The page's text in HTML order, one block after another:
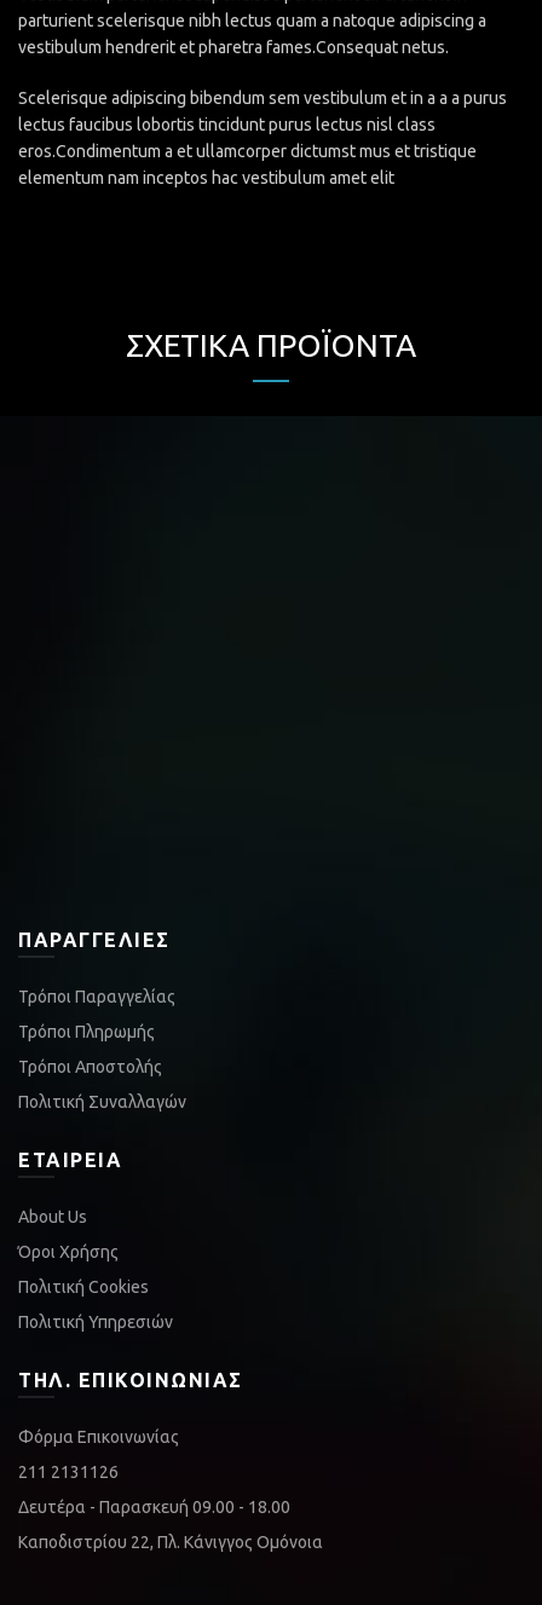
parturient scelerisque nibh lectus quam a natoque adipiscing a
vestibulum hendrerit et pharetra fames.Consequat netus.
Scelerisque adipiscing bibendum sem vestibulum et in a a a purus
lectus faucibus lobortis tincidunt purus lectus nisl class
eros.Condimentum a et ullamcorper dictumst mus et tristique
elementum nam inceptos hac vestibulum amet elit
ΣΧΕΤΙΚΆ ΠΡΟΪΌΝΤΑ
ΠΑΡΑΓΓΕΛΊΕΣ
Τρόποι Παραγγελίας
Τρόποι Πληρωμής
Τρόποι Αποστολής
Πολιτική Συναλλαγών
ΕΤΑΙΡΕΊΑ
About Us
Όροι Χρήσης
Πολιτική Cookies
Πολιτική Υπηρεσιών
ΤΗΛ. ΕΠΙΚΟΙΝΩΝΊΑΣ
Φόρμα Επικοινωνίας
211 2131126
Δευτέρα - Παρασκευή 09.00 - 18.00
Καποδιστρίου 22, Πλ. Κάνιγγος Ομόνοια